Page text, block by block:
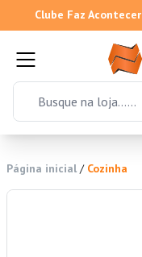
Clube Faz Acontecer
Página inicial / Cozinha